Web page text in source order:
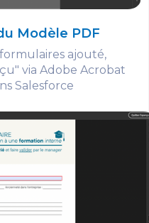
Modèle PDF
ajouté,
via Adobe Acrobat
Salesforce